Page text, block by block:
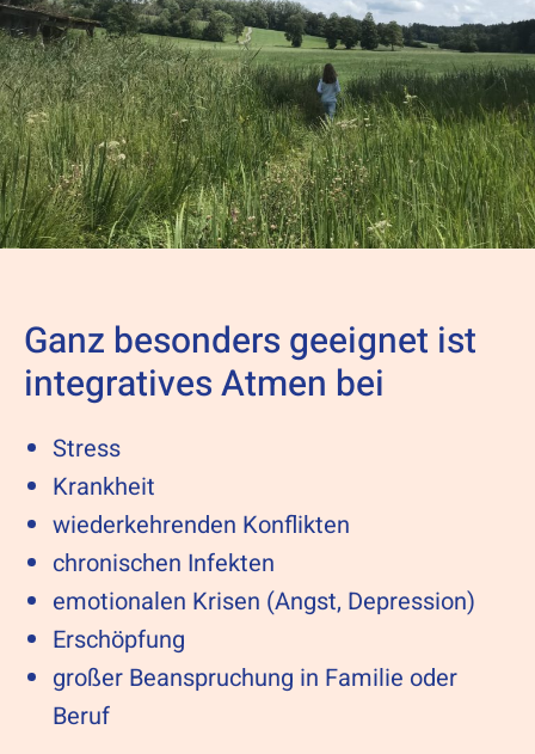
Ganz besonders geeignet ist
integratives Atmen bei
Stress
Krankheit
wiederkehrenden Konflikten
chronischen Infekten
emotionalen Krisen (Angst, Depression)
Erschöpfung
großer Beanspruchung in Familie oder
Beruf